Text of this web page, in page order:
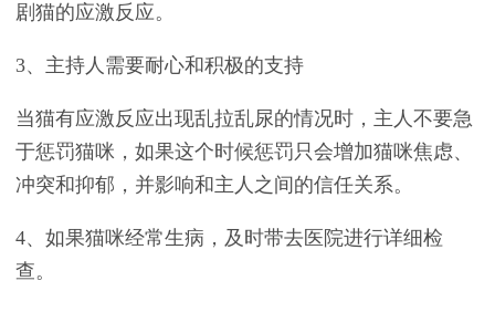
剧猫的应激反应。
3、主持人需要耐心和积极的支持
当猫有应激反应出现乱拉乱尿的情况时，主人不要急
于惩罚猫咪，如果这个时候惩罚只会增加猫咪焦虑、
冲突和抑郁，并影响和主人之间的信任关系。
4、如果猫咪经常生病，及时带去医院进行详细检
查。